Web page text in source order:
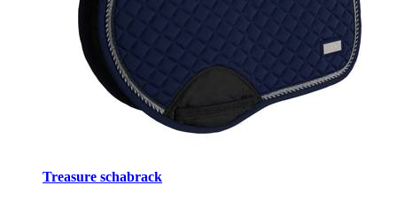
Treasure schabrack